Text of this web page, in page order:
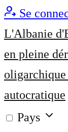
Se
L'Albanie
en pleine
autocratique
Pays